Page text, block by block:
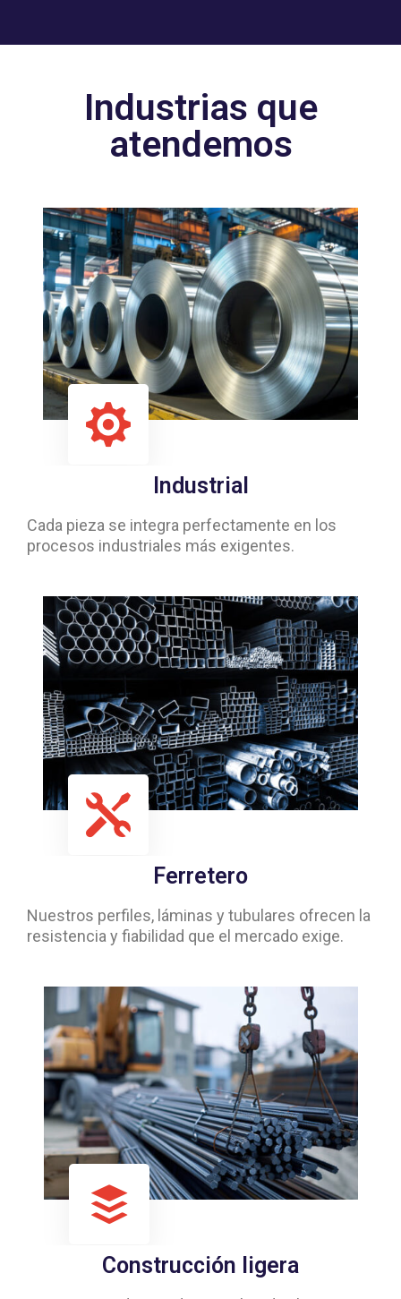
Industrias que
atendemos
Industrial
Cada pieza se integra perfectamente en los
procesos industriales más exigentes.
Ferretero
Nuestros perfiles, láminas y tubulares ofrecen la
resistencia y fiabilidad que el mercado exige.
Construcción ligera